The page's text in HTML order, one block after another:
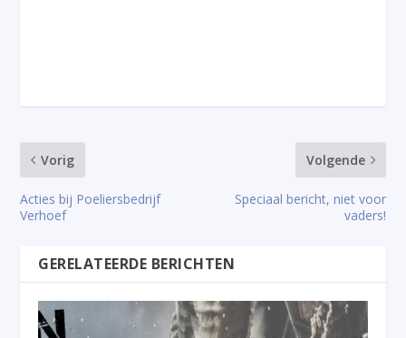
Vorig
Acties bij Poeliersbedrijf
Verhoef
Volgende
Speciaal bericht, niet voor
vaders!
GERELATEERDE BERICHTEN